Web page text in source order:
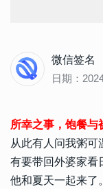
微信签名
日期：
所幸之事，饱餐与
从此有人问我粥可
有要带回外婆家看
他和夏天一起来了。